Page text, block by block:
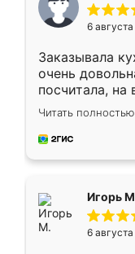
6
Заказывала
очень
посчитала, на
Замерщик
делу со всей
за день,
Читать полностью
Игорь
6